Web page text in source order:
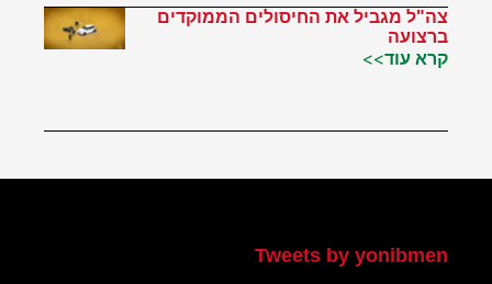
צה"ל מגביל את החיסולים הממוקדים
ברצועה
קרא עוד>>
Tweets by yonibmen